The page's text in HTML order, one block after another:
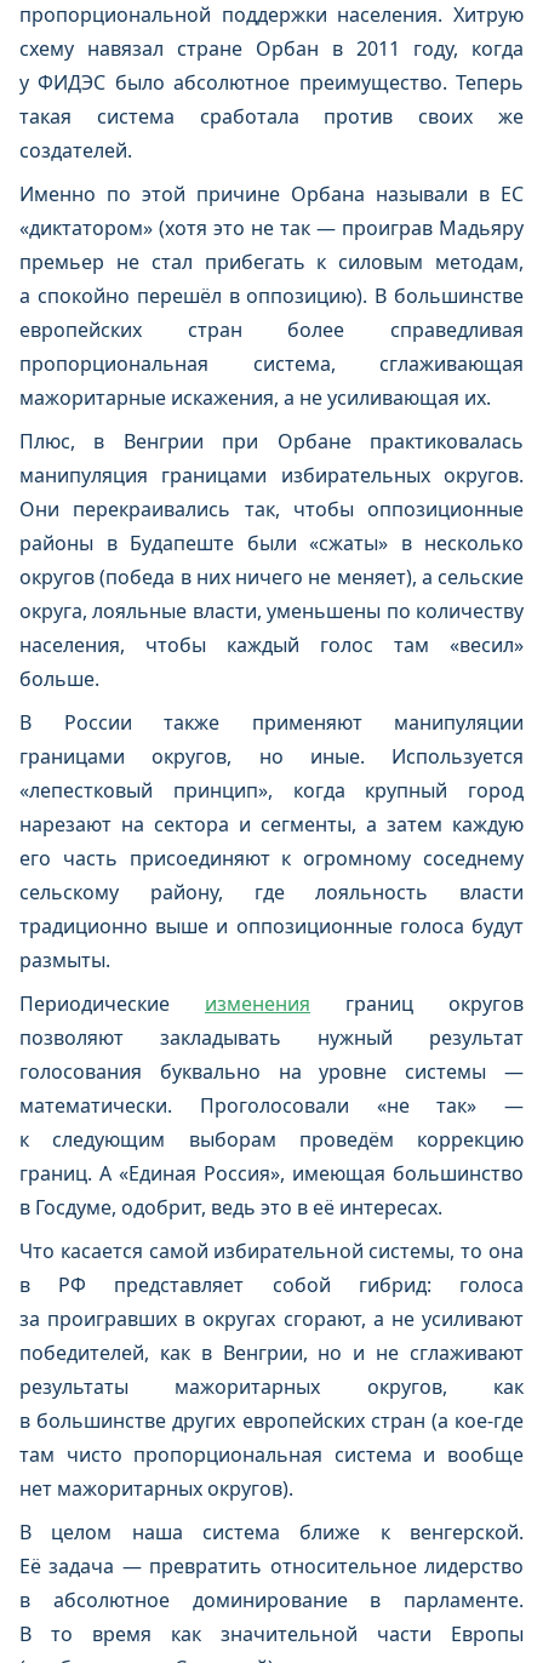
пропорциональной поддержки населения. Хитрую
схему навязал стране Орбан в 2011 году, когда
у ФИДЭС было абсолютное преимущество. Теперь
такая система сработала против своих же
создателей.
Именно по этой причине Орбана называли в ЕС
«диктатором» (хотя это не так — проиграв Мадьяру
премьер не стал прибегать к силовым методам,
а спокойно перешёл в оппозицию). В большинстве
европейских стран более справедливая
пропорциональная система, сглаживающая
мажоритарные искажения, а не усиливающая их.
Плюс, в Венгрии при Орбане практиковалась
манипуляция границами избирательных округов.
Они перекраивались так, чтобы оппозиционные
районы в Будапеште были «сжаты» в несколько
округов (победа в них ничего не меняет), а сельские
округа, лояльные власти, уменьшены по количеству
населения, чтобы каждый голос там «весил»
больше.
В России также применяют манипуляции
границами округов, но иные. Используется
«лепестковый принцип», когда крупный город
нарезают на сектора и сегменты, а затем каждую
его часть присоединяют к огромному соседнему
сельскому району, где лояльность власти
традиционно выше и оппозиционные голоса будут
размыты.
Периодические изменения границ округов
позволяют закладывать нужный результат
голосования буквально на уровне системы —
математически. Проголосовали «не так» —
к следующим выборам проведём коррекцию
границ. А «Единая Россия», имеющая большинство
в Госдуме, одобрит, ведь это в её интересах.
Что касается самой избирательной системы, то она
в РФ представляет собой гибрид: голоса
за проигравших в округах сгорают, а не усиливают
победителей, как в Венгрии, но и не сглаживают
результаты мажоритарных округов, как
в большинстве других европейских стран (а кое-где
там чисто пропорциональная система и вообще
нет мажоритарных округов).
В целом наша система ближе к венгерской.
Её задача — превратить относительное лидерство
в абсолютное доминирование в парламенте.
В то время как значительной части Европы